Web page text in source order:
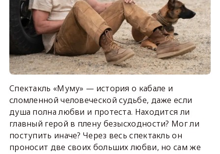
Спектакль «Муму» — история о кабале и
сломленной человеческой судьбе, даже если
душа полна любви и протеста. Находится ли
главный герой в плену безысходности? Мог ли
поступить иначе? Через весь спектакль он
проносит две своих больших любви, но сам же